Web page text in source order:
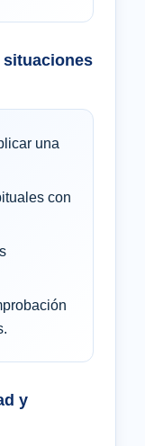
situaciones
una
con
y